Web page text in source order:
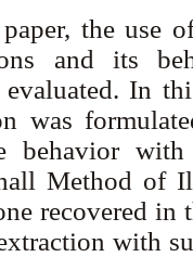
paper, the use
and its
evaluated. In
was
behavior
Method of
recovered
with